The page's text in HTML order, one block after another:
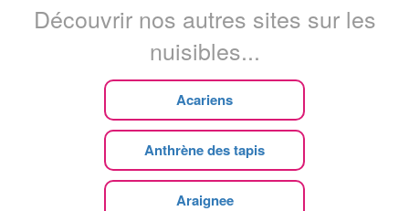
Découvrir nos autres sites sur les
nuisibles...
Acariens
Anthrène des tapis
Araignee